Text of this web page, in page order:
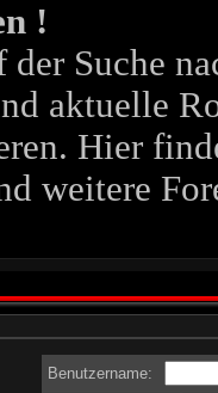
!
der Suche
aktuelle
Hier
weitere
Benutzername: